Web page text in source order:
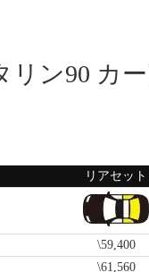
リン90 カ
リアセット
\59,400
\61,560